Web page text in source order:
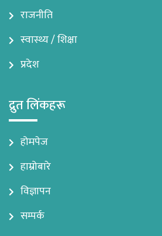
राजनीति
स्वास्थ्य / शिक्षा
प्रदेश
द्रुत लिंकहरू
होमपेज
हाम्रोबारे
विज्ञापन
सम्पर्क